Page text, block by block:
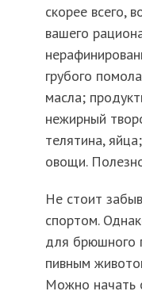
скорее всего,
вашего
грубого
масла;
нежирный
телятина,
овощи.
Не стоит
спортом.
для брюшного
пивным
Можно начать